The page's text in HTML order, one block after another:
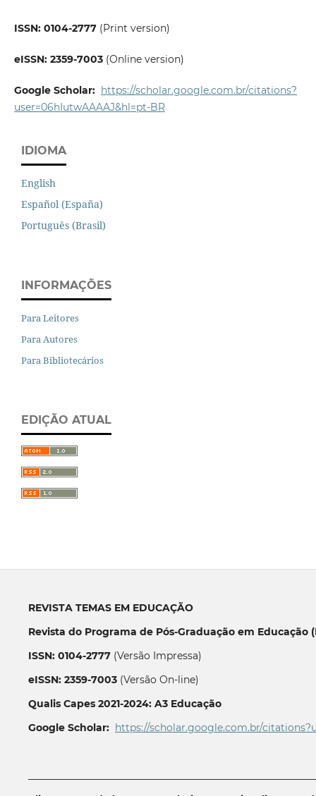
ISSN: 0104-2777(Print version)
eISSN: 2359-7003(Online version)
Google Scholar: https://scholar.google.com.br/citations?
user=06hIutwAAAAJ&hl=pt-BR
IDIOMA
English
Español (España)
Português (Brasil)
INFORMAÇÕES
Para Leitores
Para Autores
Para Bibliotecários
EDIÇÃO ATUAL
REVISTA TEMAS EM EDUCAÇÃO
Revista do Programa de Pós-Graduação em Educação
ISSN: 0104-2777(Versão Impressa)
eISSN: 2359-7003(Versão On-line)
Qualis Capes 2021-2024: A3 Educação
Google Scholar: https://scholar.google.com.br/